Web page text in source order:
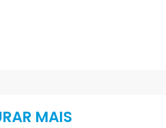
MAIS